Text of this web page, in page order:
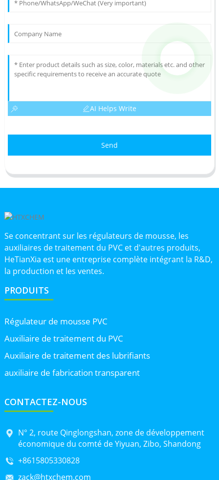
AI Helps Write
Send
Se concentrant sur les régulateurs de mousse, les
auxiliaires de traitement du PVC et d'autres produits,
HeTianXia est une entreprise complète intégrant la R&D,
la production et les ventes.
PRODUITS
Régulateur de mousse PVC
Auxiliaire de traitement du PVC
Auxiliaire de traitement des lubrifiants
auxiliaire de fabrication transparent
CONTACTEZ-NOUS
N° 2, route Qinglongshan, zone de développement
économique du comté de Yiyuan, Zibo, Shandong
+8615805330828
zack@htxchem.com